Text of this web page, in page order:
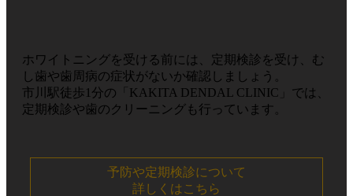
ホワイトニングを受ける前には、定期検診を受け、む
し歯や歯周病の症状がないか確認しましょう。
市川駅徒歩1分の「KAKITA DENDAL CLINIC」では、
定期検診や歯のクリーニングも行っています。
予防や定期検診について
詳しくはこちら